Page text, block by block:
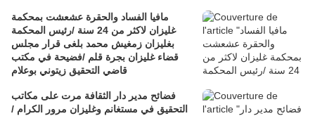
مافيا الفساد والحقرة عشعشت بمحكمة
غليزان لاكثر من 24 سنة /رئيس المحكمة
بغليزان زمغيش محمد بلغى قرار مجلس
قضاء غليزان بجرة قلم /فضيحة في مكتب
قاضي التحقيق زيتوني بوعلام
فضائح مدير دار الثقافة مرت على مكاتب
التحقيق في مستغانم وغليزان مرور الكرام /